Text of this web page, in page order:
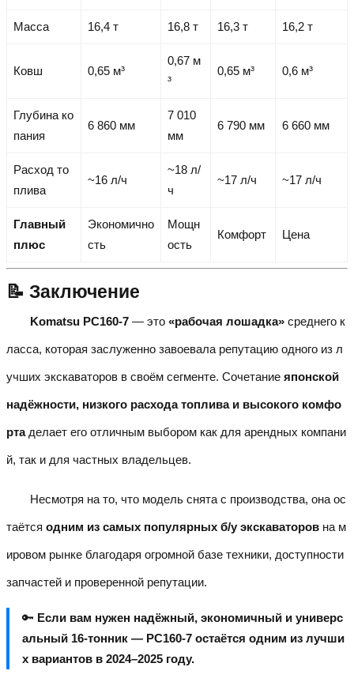
Масса 16,4 т 16,8 т 16,3 т 16,2 т
Ковш 0,65 м³
0,67 м
³
0,65 м³ 0,6 м³
Глубина ко
пания
6 860 мм
7 010
мм
6 790 мм 6 660 мм
Расход то
плива
~16 л/ч
~18 л/
ч
~17 л/ч ~17 л/ч
Главный
плюс
Экономично
сть
Мощн
ость
Комфорт Цена
📝 Заключение
Komatsu PC160-7 — это «рабочая лошадка» среднего к
ласса, которая заслуженно завоевала репутацию одного из л
учших экскаваторов в своём сегменте. Сочетание японской
надёжности, низкого расхода топлива и высокого комфо
ртаделает его отличным выбором как для арендных компани
й, так и для частных владельцев.
Несмотря на то, что модель снята с производства, она ос
таётся одним из самых популярных б/у экскаваторов на м
ировом рынке благодаря огромной базе техники, доступности
запчастей и проверенной репутации.
🔑 Если вам нужен надёжный, экономичный и универс
альный 16-тонник — PC160-7 остаётся одним из лучши
х вариантов в 2024–2025 году.